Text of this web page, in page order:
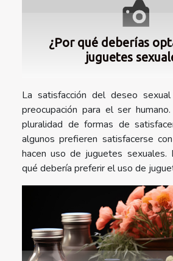
¿Por qué deberías
juguetes
La satisfacción del deseo
preocupación para el ser
pluralidad de formas de
algunos prefieren satisfacerse
hacen uso de juguetes sexuales.
qué debería preferir el uso de